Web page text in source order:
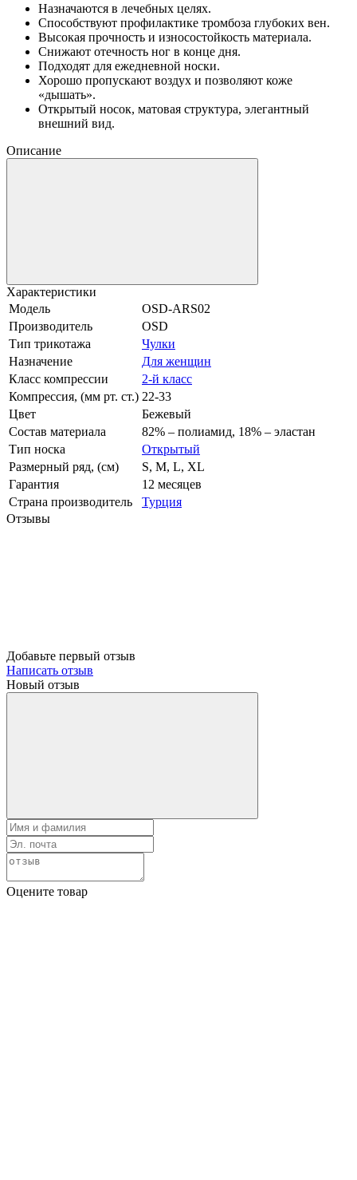
Назначаются в лечебных целях.
Способствуют профилактике тромбоза глубоких вен.
Высокая прочность и износостойкость материала.
Снижают отечность ног в конце дня.
Подходят для ежедневной носки.
Хорошо пропускают воздух и позволяют коже
«дышать».
Открытый носок, матовая структура, элегантный
внешний вид.
Описание
Характеристики
Модель
OSD-ARS02
Производитель
OSD
Тип трикотажа
Чулки
Назначение
Для женщин
Класс компрессии
2-й класс
Компрессия, (мм рт. ст.) 22-33
Цвет
Бежевый
Состав материала
82% – полиамид, 18% – эластан
Тип носка
Открытый
Размерный ряд, (см)
S, M, L, XL
Гарантия
12 месяцев
Страна производитель
Турция
Отзывы
Добавьте первый отзыв
Написать отзыв
Новый отзыв
Оцените товар